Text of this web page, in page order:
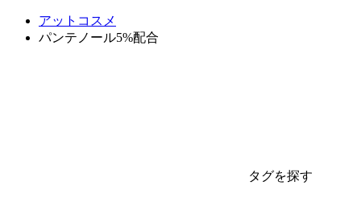
アットコスメ
パンテノール5%配合
タグを探す